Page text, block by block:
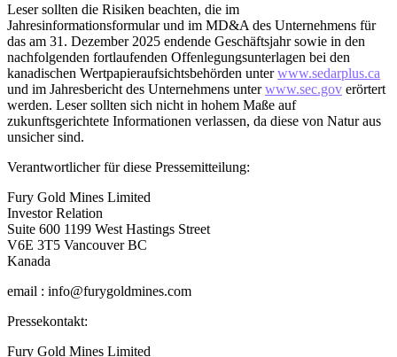
Leser sollten die Risiken beachten, die im
Jahresinformationsformular und im MD&A des Unternehmens für
das am 31. Dezember 2025 endende Geschäftsjahr sowie in den
nachfolgenden fortlaufenden Offenlegungsunterlagen bei den
kanadischen Wertpapieraufsichtsbehörden unterwww.sedarplus.ca
und im Jahresbericht des Unternehmens unterwww.sec.gov erörtert
werden. Leser sollten sich nicht in hohem Maße auf
zukunftsgerichtete Informationen verlassen, da diese von Natur aus
unsicher sind.
Verantwortlicher für diese Pressemitteilung:
Fury Gold Mines Limited
Investor Relation
Suite 600 1199 West Hastings Street
V6E 3T5 Vancouver BC
Kanada
email : info@furygoldmines.com
Pressekontakt:
Fury Gold Mines Limited